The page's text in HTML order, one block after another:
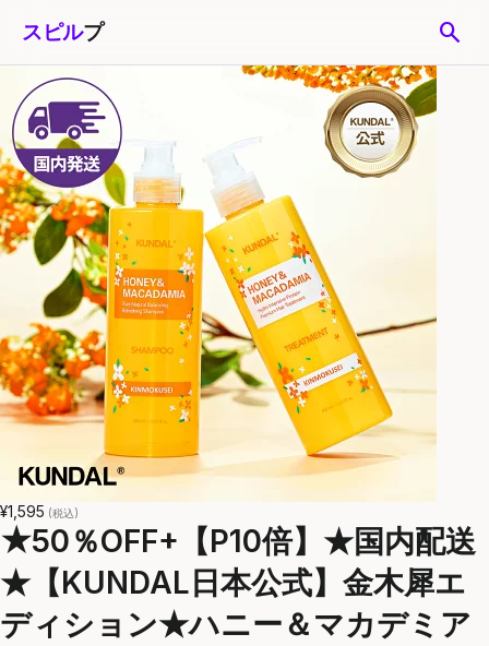
スピルプ search
¥1,595 (税込)
★50％OFF+【P10倍】★国内配送
★【KUNDAL日本公式】金木犀エ
ディション★ハニー＆マカデミア